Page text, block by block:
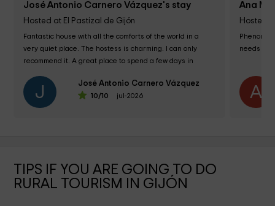
José Antonio Carnero Vázquez's stay
Hosted at El Pastizal de Gijón
Fantastic house with all the comforts of the world in a
very quiet place. The hostess is charming. I can only
recommend it. A great place to spend a few days in
J José Antonio Carnero Vázquez
10/10 jul-2026
Ana
Hosted
needs a
A
TIPS IF YOU ARE GOING TO DO
RURAL TOURISM IN GIJÓN